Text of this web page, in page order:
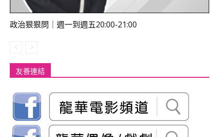
政治狠狠問｜週一到週五20:00-21:00
友善連結